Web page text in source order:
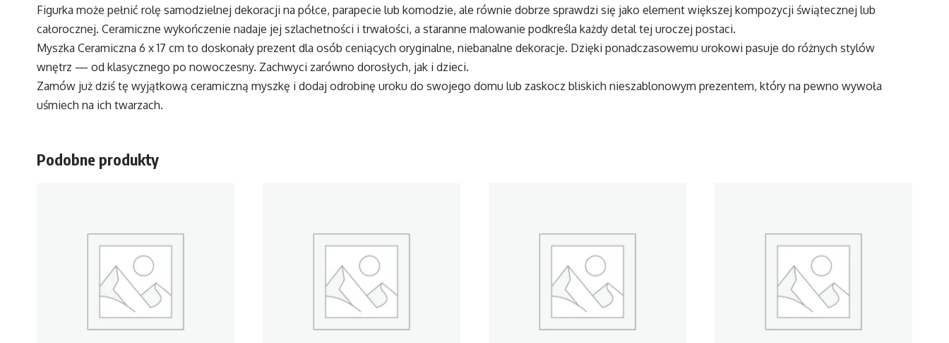
Figurka może pełnić rolę samodzielnej dekoracji na półce, parapecie lub komodzie, ale równie dobrze sprawdzi się jako element większej kompozycji świątecznej lub
całorocznej. Ceramiczne wykończenie nadaje jej szlachetności i trwałości, a staranne malowanie podkreśla każdy detal tej uroczej postaci.
Myszka Ceramiczna 6 x 17 cm to doskonały prezent dla osób ceniących oryginalne, niebanalne dekoracje. Dzięki ponadczasowemu urokowi pasuje do różnych stylów
wnętrz — od klasycznego po nowoczesny. Zachwyci zarówno dorosłych, jak i dzieci.
Zamów już dziś tę wyjątkową ceramiczną myszkę i dodaj odrobinę uroku do swojego domu lub zaskocz bliskich nieszablonowym prezentem, który na pewno wywoła
uśmiech na ich twarzach.
Podobne produkty